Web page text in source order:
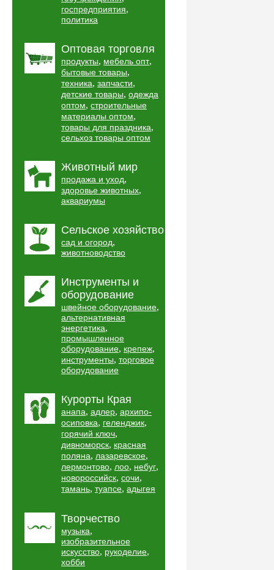
госпредприятия,
политика
Оптовая торговля
продукты, мебель опт,
бытовые товары,
техника, запчасти,
детские товары, одежда
оптом, строительные
материалы оптом,
товары для праздника,
сельхоз товары оптом
Животный мир
продажа и уход,
здоровье животных,
аквариумы
Сельское хозяйство
сад и огород,
животноводство
Инструменты и
оборудование
швейное оборудование,
альтернативная
энергетика,
промышленное
оборудование, крепеж,
инструменты, торговое
оборудование
Курорты Края
анапа, адлер, архипо-
осиповка, геленджик,
горячий ключ,
дивноморск, красная
поляна, лазаревское,
лермонтово, лоо, небуг,
новороссийск, сочи,
тамань, туапсе, адыгея
Творчество
музыка,
изобразительное
искусство, рукоделие,
хобби